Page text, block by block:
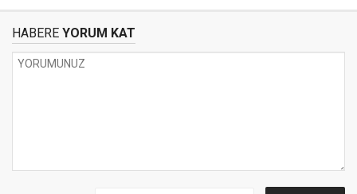
HABERE YORUM KAT